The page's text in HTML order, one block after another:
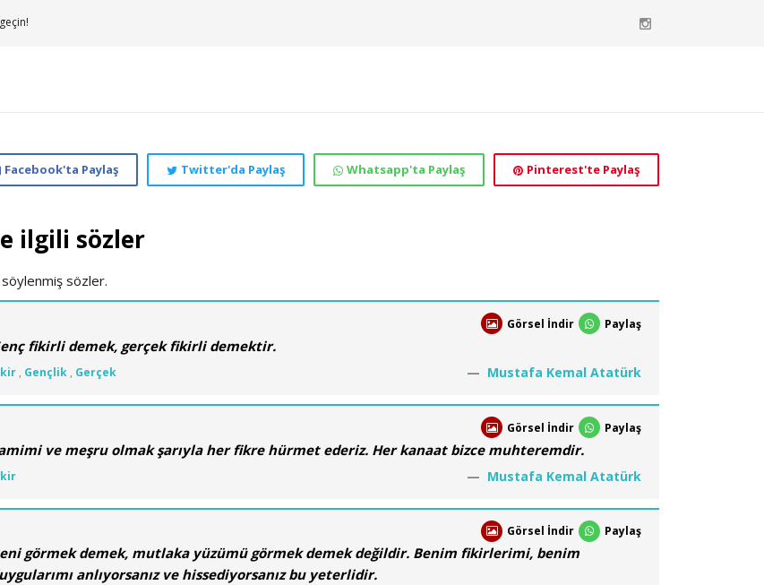
Pinterest'te Paylaş
Whatsapp'ta Paylaş
Twitter'da Paylaş
Facebook'ta Paylaş
ilgili sözler
sözler.
Görsel İndir Paylaş
fikirli demek, gerçek fikirli demektir.
Mustafa Kemal Atatürk
, Gençlik, Gerçek
Görsel İndir Paylaş
ve meşru olmak şarıyla her fikre hürmet ederiz. Her kanaat bizce muhteremdir.
Mustafa Kemal Atatürk
Görsel İndir Paylaş
görmek demek, mutlaka yüzümü görmek demek değildir. Benim fikirlerimi, benim
anlıyorsanız ve hissediyorsanız bu yeterlidir.